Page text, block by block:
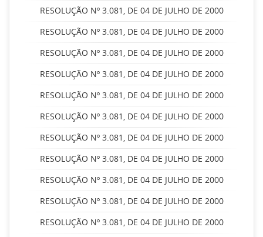
RESOLUÇÃO Nº 3.081, DE 04 DE JULHO DE 2000
RESOLUÇÃO Nº 3.081, DE 04 DE JULHO DE 2000
RESOLUÇÃO Nº 3.081, DE 04 DE JULHO DE 2000
RESOLUÇÃO Nº 3.081, DE 04 DE JULHO DE 2000
RESOLUÇÃO Nº 3.081, DE 04 DE JULHO DE 2000
RESOLUÇÃO Nº 3.081, DE 04 DE JULHO DE 2000
RESOLUÇÃO Nº 3.081, DE 04 DE JULHO DE 2000
RESOLUÇÃO Nº 3.081, DE 04 DE JULHO DE 2000
RESOLUÇÃO Nº 3.081, DE 04 DE JULHO DE 2000
RESOLUÇÃO Nº 3.081, DE 04 DE JULHO DE 2000
RESOLUÇÃO Nº 3.081, DE 04 DE JULHO DE 2000